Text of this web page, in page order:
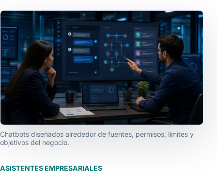
Chatbots diseñados alrededor de fuentes, permisos, límites y
objetivos del negocio.
ASISTENTES EMPRESARIALES